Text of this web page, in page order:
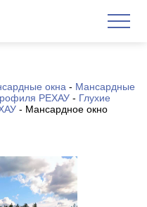
окна - Мансардные
РЕХАУ - Глухие
- Мансардное окно